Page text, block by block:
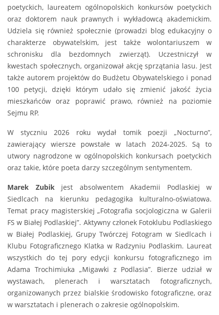
poetyckich, laureatem ogólnopolskich konkursów poetyckich
oraz doktorem nauk prawnych i wykładowcą akademickim.
Udziela się również społecznie (prowadzi blog edukacyjny o
charakterze obywatelskim, jest także wolontariuszem w
schronisku dla bezdomnych zwierząt). Uczestniczył w
kwestach społecznych, organizował akcję sprzątania lasu. Jest
także autorem projektów do Budżetu Obywatelskiego i ponad
100 petycji, dzięki którym udało się zmienić jakość życia
mieszkańców oraz poprawić prawo, również na poziomie
Sejmu RP.
W styczniu 2026 roku wydał tomik poezji „Nocturno”,
zawierający wiersze powstałe w latach 2024-2025. Są to
utwory nagrodzone w ogólnopolskich konkursach poetyckich
oraz takie, które poeta darzy szczególnym sentymentem.
Marek Zubikjest absolwentem Akademii Podlaskiej w
Siedlcach na kierunku pedagogika kulturalno-oświatowa.
Temat pracy magisterskiej „Fotografia socjologiczna w Galerii
FS w Białej Podlaskiej”. Aktywny członek Fotoklubu Podlaskiego
w Białej Podlaskiej, Grupy Twórczej Fotogram w Siedlcach i
Klubu Fotograficznego Klatka w Radzyniu Podlaskim. Laureat
wszystkich do tej pory edycji konkursu fotograficznego im
Adama Trochimiuka „Migawki z Podlasia”. Bierze udział w
wystawach, plenerach i warsztatach fotograficznych,
organizowanych przez bialskie środowisko fotograficzne, oraz
w warsztatach i plenerach o zakresie ogólnopolskim.